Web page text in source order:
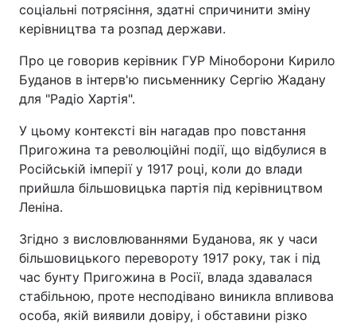
соціальні потрясіння, здатні спричинити зміну
керівництва та розпад держави.
Про це говорив керівник ГУР Міноборони Кирило
Буданов в інтерв'ю письменнику Сергію Жадану
для "Радіо Хартія".
У цьому контексті він нагадав про повстання
Пригожина та революційні події, що відбулися в
Російській імперії у 1917 році, коли до влади
прийшла більшовицька партія під керівництвом
Леніна.
Згідно з висловлюваннями Буданова, як у часи
більшовицького перевороту 1917 року, так і під
час бунту Пригожина в Росії, влада здавалася
стабільною, проте несподівано виникла впливова
особа, якій виявили довіру, і обставини різко